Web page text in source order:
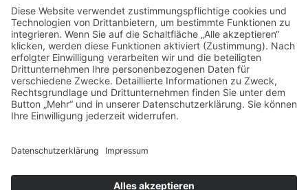
JETZT UNSEREN NEWSLETTER
ABONNIEREN
ZUR ANMELDUNG
SOCIAL MEDIA